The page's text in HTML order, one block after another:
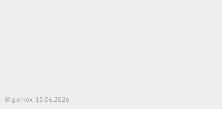
© glomex, 15.06.2026